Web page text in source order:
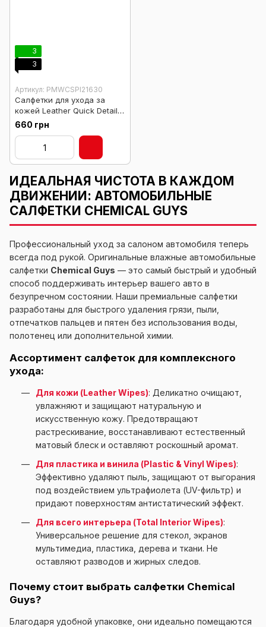
3
3
Артикул: PMWCSPI21630
Салфетки для ухода за
кожей Leather Quick Detailer
(в тубусе), 30 шт.
660 грн
ИДЕАЛЬНАЯ ЧИСТОТА В КАЖДОМ
ДВИЖЕНИИ: АВТОМОБИЛЬНЫЕ
САЛФЕТКИ CHEMICAL GUYS
Профессиональный уход за салоном автомобиля теперь
всегда под рукой. Оригинальные влажные автомобильные
салфетки Chemical Guys — это самый быстрый и удобный
способ поддерживать интерьер вашего авто в
безупречном состоянии. Наши премиальные салфетки
разработаны для быстрого удаления грязи, пыли,
отпечатков пальцев и пятен без использования воды,
полотенец или дополнительной химии.
Ассортимент салфеток для комплексного
ухода:
Для кожи (Leather Wipes): Деликатно очищают,
увлажняют и защищают натуральную и
искусственную кожу. Предотвращают
растрескивание, восстанавливают естественный
матовый блеск и оставляют роскошный аромат.
Для пластика и винила (Plastic & Vinyl Wipes):
Эффективно удаляют пыль, защищают от выгорания
под воздействием ультрафиолета (UV-фильтр) и
придают поверхностям антистатический эффект.
Для всего интерьера (Total Interior Wipes):
Универсальное решение для стекол, экранов
мультимедиа, пластика, дерева и ткани. Не
оставляют разводов и жирных следов.
Почему стоит выбрать салфетки Chemical
Guys?
Благодаря удобной упаковке, они идеально помещаются